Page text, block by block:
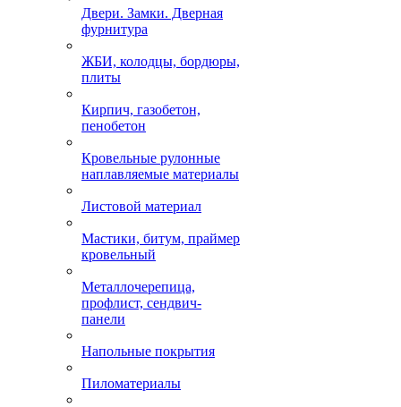
Двери. Замки. Дверная
фурнитура
ЖБИ, колодцы, бордюры,
плиты
Кирпич, газобетон,
пенобетон
Кровельные рулонные
наплавляемые материалы
Листовой материал
Мастики, битум, праймер
кровельный
Металлочерепица,
профлист, сендвич-
панели
Напольные покрытия
Пиломатериалы